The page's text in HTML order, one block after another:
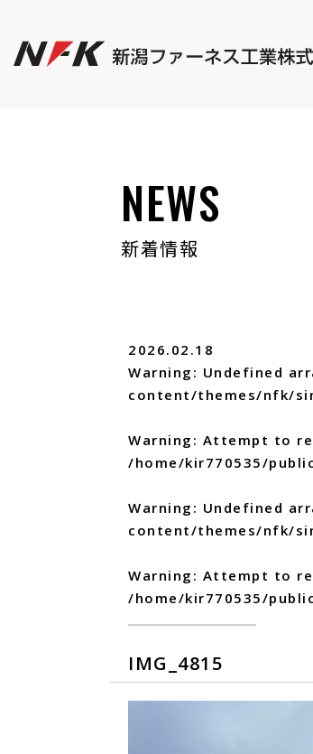
NEWS
新着情報
2026.02.18
Warning : Undefined
content/themes/nfk/
Warning : Attempt to
/home/kir770535/
Warning : Undefined
content/themes/nfk/
Warning : Attempt to
/home/kir770535/
IMG_4815